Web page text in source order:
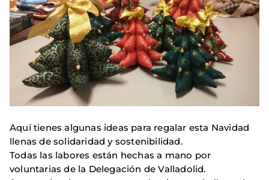
Aquí tienes algunas ideas para regalar esta Navidad
llenas de solidaridad y sostenibilidad.
Todas las labores están hechas a mano por
voluntarias de la Delegación de Valladolid.